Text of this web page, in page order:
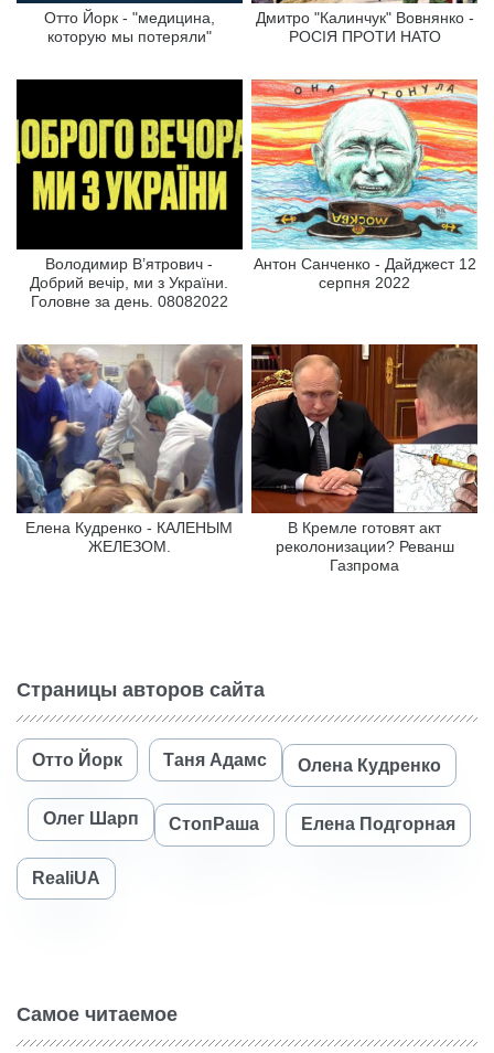
Отто Йорк - "медицина,
которую мы потеряли"
Дмитро "Калинчук" Вовнянко -
РОСІЯ ПРОТИ НАТО
Володимир В’ятрович -
Добрий вечір, ми з України.
Головне за день. 08082022
Антон Санченко - Дайджест 12
серпня 2022
Елена Кудренко - КАЛЕНЫМ
ЖЕЛЕЗОМ.
В Кремле готовят акт
реколонизации? Реванш
Газпрома
Страницы авторов сайта
Отто Йорк Таня Адамс Олена Кудренко
Олег Шарп СтопРаша Елена Подгорная
RealiUA
Самое читаемое